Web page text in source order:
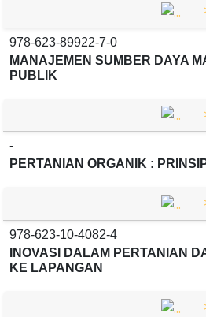
978-623-89922-7-0
MANAJEMEN SUMBER DAYA
PUBLIK
-
PERTANIAN ORGANIK :
978-623-10-4082-4
INOVASI DALAM PERTANIAN
KE LAPANGAN